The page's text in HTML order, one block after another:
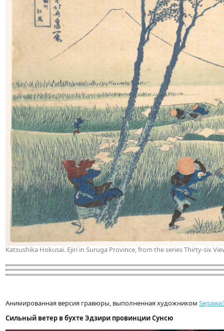
Katsushika Hokusai. Ejiri in Suruga Province, from the series Thirty-six
Анимированная версия гравюры, выполненная художником
Сильный ветер в бухте Эдзири провинции Сунсю